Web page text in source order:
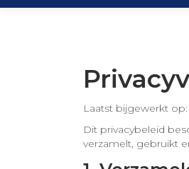
Laatst bijgewerkt op:
Dit privacybeleid
verzamelt, gebruikt